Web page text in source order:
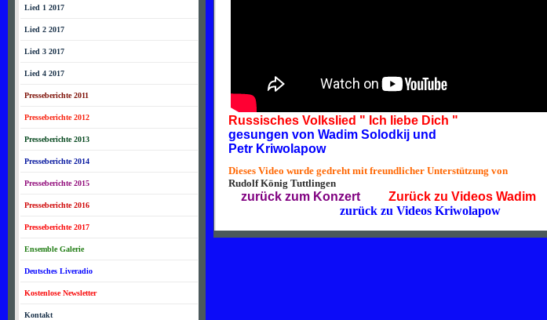
Lied 1 2017
Lied 2 2017
Lied 3 2017
Lied 4 2017
Presseberichte 2011
Presseberichte 2012
Presseberichte 2013
Presseberichte 2014
Presseberichte 2015
Presseberichte 2016
Presseberichte 2017
Ensemble Galerie
Deutsches Liveradio
Kostenlose Newsletter
Kontakt
Russisches Volkslied " Ich liebe Dich "
gesungen von Wadim Solodkij und
Petr Kriwolapow
Dieses Video wurde gedreht mit freundlicher Unterstützung von
Rudolf König Tuttlingen
zurück zum Konzert
Zurück zu Videos Wadim
zurück zu Videos Kriwolapow